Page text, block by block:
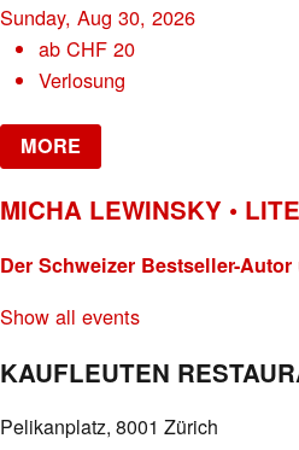
Sunday, Aug 30, 2026
abCHF 20
Verlosung
MORE
MICHA LEWINSKY •
Der Schweizer Bestseller-
Show all events
KAUFLEUTEN
Pelikanplatz, 8001 Zürich